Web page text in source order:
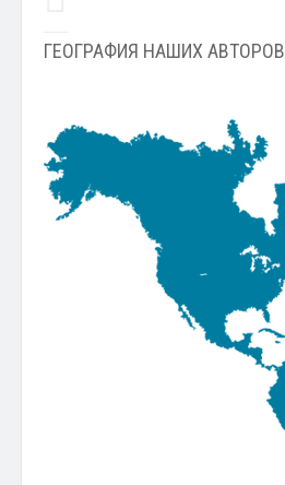
ГЕОГРАФИЯ НАШИХ АВТОРОВ